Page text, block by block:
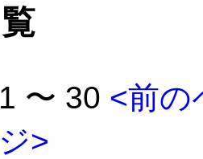
覧
1 〜 30 <前の
ジ>